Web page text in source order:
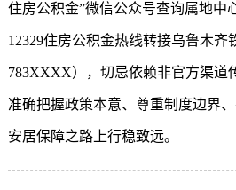
住房公积金”微信公众号查询属地中
12329住房公积金热线转接乌鲁木齐
783XXXX），切忌依赖非官方渠道
准确把握政策本意、尊重制度边界
安居保障之路上行稳致远。